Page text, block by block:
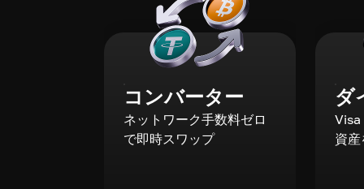
コンバーター
ネットワーク手数料ゼロ
で即時スワップ
ダ
資